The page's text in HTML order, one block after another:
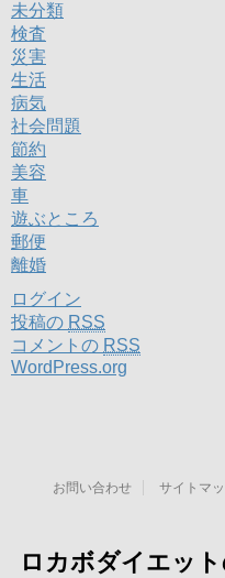
未分類
検査
災害
生活
病気
社会問題
節約
美容
車
遊ぶところ
郵便
離婚
ログイン
投稿の RSS
コメントの RSS
WordPress.org
お問い合わせ サイトマ
ロカボダイエッ